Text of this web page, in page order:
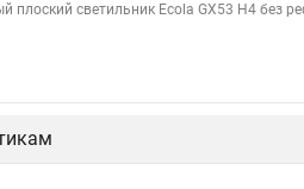
плоский светильник Ecola GX53 H4 без